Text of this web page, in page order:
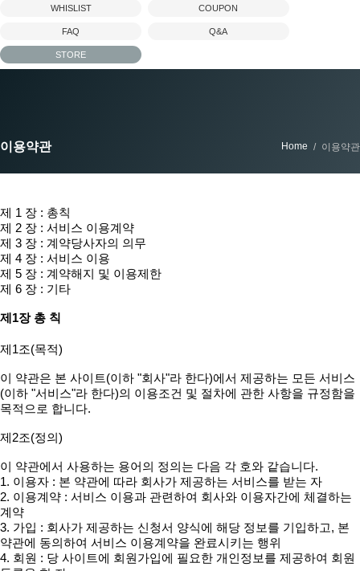
WHISLIST COUPON
FAQ Q&A
STORE
이용약관 Home 이용약관
제 1 장 : 총칙
제 2 장 : 서비스 이용계약
제 3 장 : 계약당사자의 의무
제 4 장 : 서비스 이용
제 5 장 : 계약해지 및 이용제한
제 6 장 : 기타
제1장 총 칙
제1조(목적)
이 약관은 본 사이트(이하 "회사"라 한다)에서 제공하는 모든 서비스
(이하 "서비스"라 한다)의 이용조건 및 절차에 관한 사항을 규정함을
목적으로 합니다.
제2조(정의)
이 약관에서 사용하는 용어의 정의는 다음 각 호와 같습니다.
1. 이용자 : 본 약관에 따라 회사가 제공하는 서비스를 받는 자
2. 이용계약 : 서비스 이용과 관련하여 회사와 이용자간에 체결하는
계약
3. 가입 : 회사가 제공하는 신청서 양식에 해당 정보를 기입하고, 본
약관에 동의하여 서비스 이용계약을 완료시키는 행위
4. 회원 : 당 사이트에 회원가입에 필요한 개인정보를 제공하여 회원